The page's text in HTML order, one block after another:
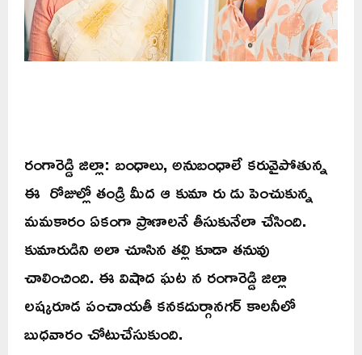
రంగారెడ్డి జిల్లా: బంధాలు, అనుబంధాలే కరువైపోతున్న
ఈ రోజుల్లో తండ్రి మీద ఆ కుమా రు డు పెంచుకున్న
మమకారం ఏకంగా ప్రాణాలనే తీసుకునేలా చేసింది.
కుమారుడిని అలా చూసిన తల్లి కూడా తనువు
చాలించింది. ఈ విషాద ఘట న రంగారెడ్డి జిల్లా
లష్కరూడ పంచాయతీ కనకదుర్గానగర్ కాలనీలో
బుధవారం చోటుచేసుకుంది.